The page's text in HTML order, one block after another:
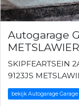
Autogarage
METSLAWIER
SKIPFEARTSEIN
9123JS
bekijk Autogarage